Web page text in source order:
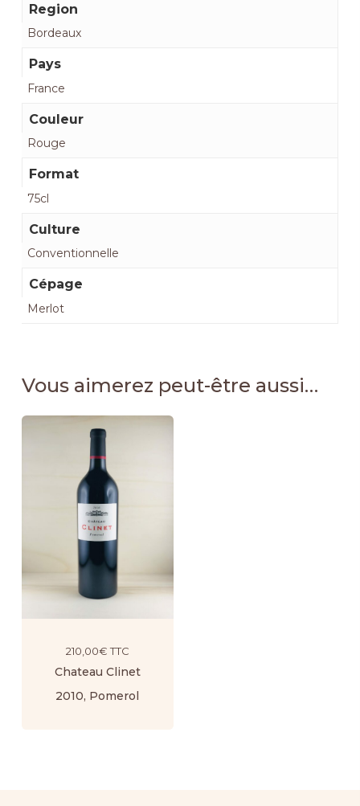
Region
Bordeaux
Pays
France
Couleur
Rouge
Format
75cl
Culture
Conventionnelle
Cépage
Merlot
Vous aimerez peut-être aussi…
210,00€ TTC
Chateau Clinet
2010, Pomerol